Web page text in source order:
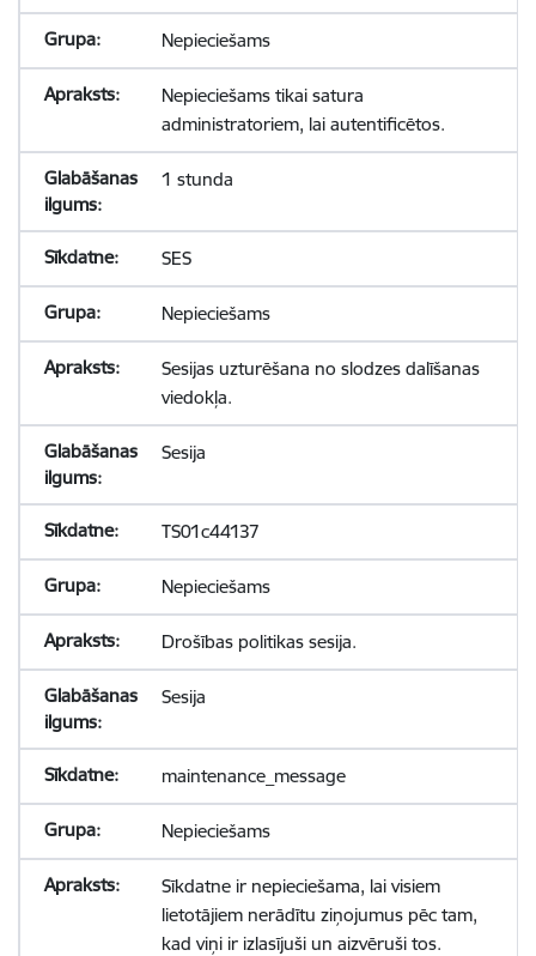
Nepieciešams
Nepieciešams tikai satura
administratoriem, lai autentificētos.
1 stunda
SES
Nepieciešams
Sesijas uzturēšana no slodzes dalīšanas
viedokļa.
Sesija
TS01c44137
Nepieciešams
Drošības politikas sesija.
Sesija
maintenance_message
Nepieciešams
Sīkdatne ir nepieciešama, lai visiem
lietotājiem nerādītu ziņojumus pēc tam,
kad viņi ir izlasījuši un aizvēruši tos.